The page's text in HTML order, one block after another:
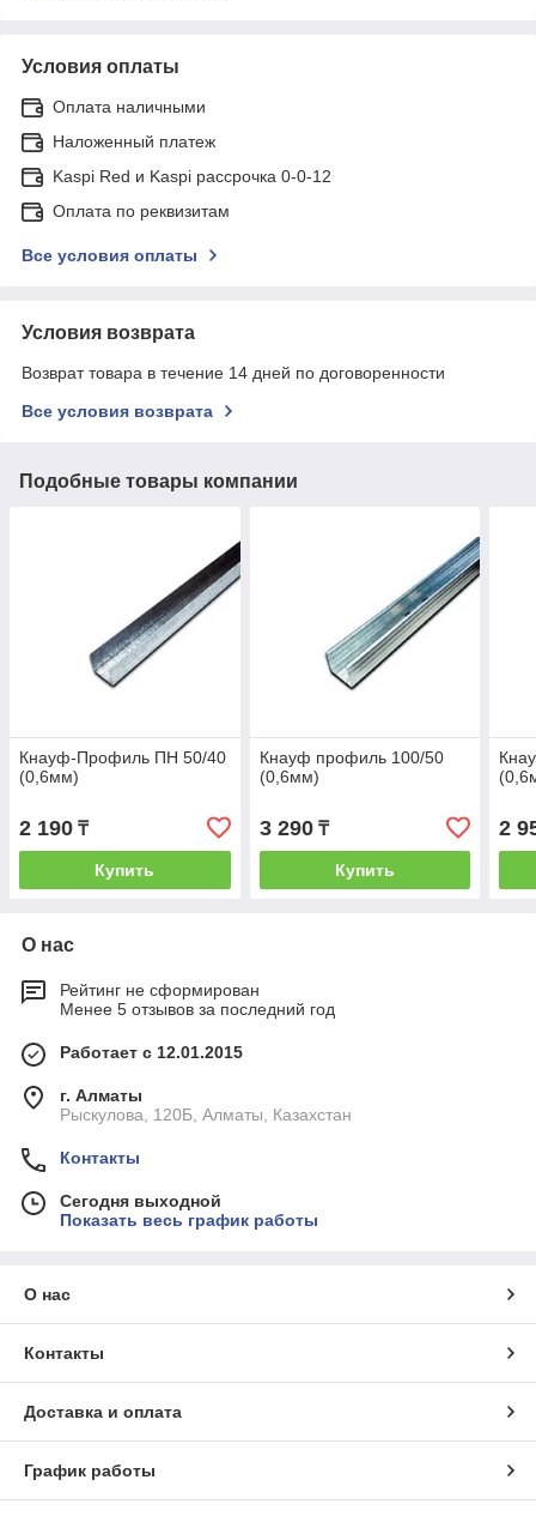
Условия оплаты
Оплата наличными
Наложенный платеж
Kaspi Red и Kaspi рассрочка 0-0-12
Оплата по реквизитам
Все условия оплаты
Условия возврата
Возврат товара в течение 14 дней по договоренности
Все условия возврата
Подобные товары компании
Кнауф-Профиль ПН 50/40
(0,6мм)
2 190 ₸
Купить
Кнауф профиль 100/50
(0,6мм)
3 290₸
Купить
2
О нас
Рейтинг не сформирован
Менее 5 отзывов за последний год
Работает с 12.01.2015
г. Алматы
Рыскулова, 120Б, Алматы, Казахстан
Контакты
Сегодня выходной
Показать весь график работы
О нас
Контакты
Доставка и оплата
График работы